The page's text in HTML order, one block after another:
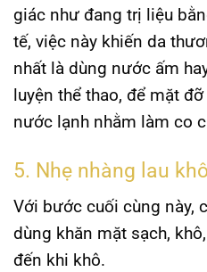
giác như đang trị liệu
tế, việc này khiến da
nhất là dùng nước ấm
luyện thể thao, để mặt
nước lạnh nhằm làm co
5. Nhẹ nhàng lau
Với bước cuối cùng này,
dùng khăn mặt sạch,
đến khi khô.